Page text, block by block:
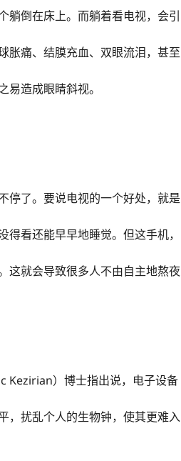
躺倒在床上。而躺着看电视，会引
胀痛、结膜充血、双眼流泪，甚至
造成眼睛斜视。
停了。要说电视的一个好处，就是
看还能早早地睡觉。但这手机，
这就会导致很多人不由自主地熬夜
Kezirian）博士指出说，电子设备
，扰乱个人的生物钟，使其更难入